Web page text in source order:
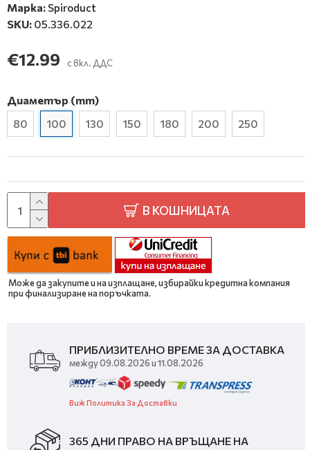
Марка: Spiroduct
SKU: 05.336.022
€12.99 с вкл. ДДС
Диаметър (mm)
80
100 130 150 180 200 250
В КОШНИЦАТА
Може да закупите и на изплащане, избирайки кредитна компания
при финализиране на поръчката.
ПРИБЛИЗИТЕЛНО ВРЕМЕ ЗА ДОСТАВКА
между 09.08.2026 и 11.08.2026
Виж Политика За Доставки
365 ДНИ ПРАВО НА ВРЪЩАНЕ НА